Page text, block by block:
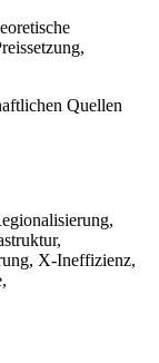
Quellen
X-Ineffizienz,